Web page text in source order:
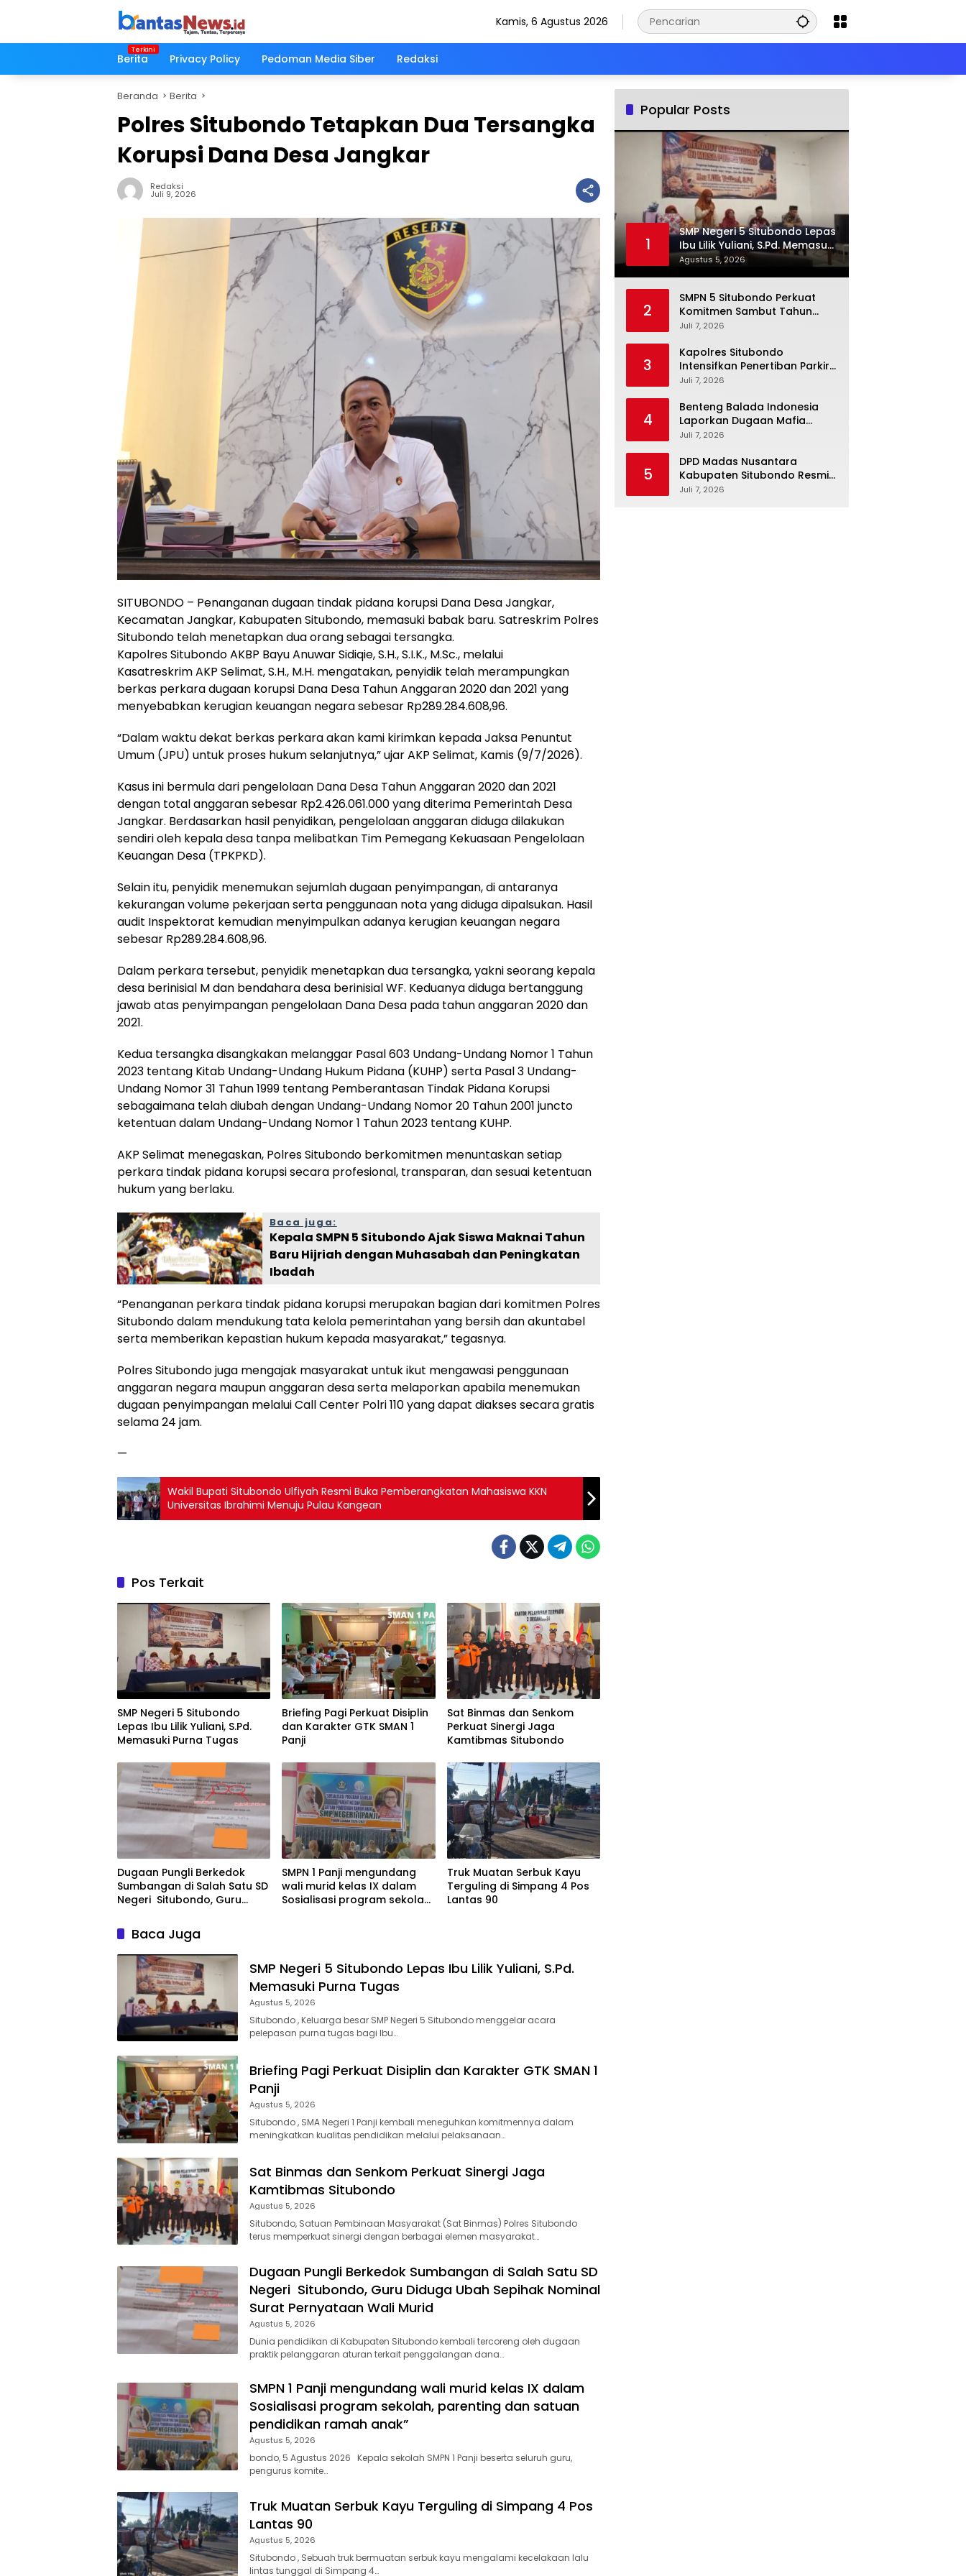
Kamis, 6 Agustus 2026
Berita Privacy Policy Pedoman Media Siber Redaksi
Beranda Berita
Polres Situbondo Tetapkan Dua Tersangka
Korupsi Dana Desa Jangkar
Redaksi
Juli 9, 2026
SITUBONDO – Penanganan dugaan tindak pidana korupsi Dana Desa Jangkar,
Kecamatan Jangkar, Kabupaten Situbondo, memasuki babak baru. Satreskrim Polres
Situbondo telah menetapkan dua orang sebagai tersangka.
Kapolres Situbondo AKBP Bayu Anuwar Sidiqie, S.H., S.I.K., M.Sc., melalui
Kasatreskrim AKP Selimat, S.H., M.H. mengatakan, penyidik telah merampungkan
berkas perkara dugaan korupsi Dana Desa Tahun Anggaran 2020 dan 2021 yang
menyebabkan kerugian keuangan negara sebesar Rp289.284.608,96.
“Dalam waktu dekat berkas perkara akan kami kirimkan kepada Jaksa Penuntut
Umum (JPU) untuk proses hukum selanjutnya,” ujar AKP Selimat, Kamis (9/7/2026).
Kasus ini bermula dari pengelolaan Dana Desa Tahun Anggaran 2020 dan 2021
dengan total anggaran sebesar Rp2.426.061.000 yang diterima Pemerintah Desa
Jangkar. Berdasarkan hasil penyidikan, pengelolaan anggaran diduga dilakukan
sendiri oleh kepala desa tanpa melibatkan Tim Pemegang Kekuasaan Pengelolaan
Keuangan Desa (TPKPKD).
Selain itu, penyidik menemukan sejumlah dugaan penyimpangan, di antaranya
kekurangan volume pekerjaan serta penggunaan nota yang diduga dipalsukan. Hasil
audit Inspektorat kemudian menyimpulkan adanya kerugian keuangan negara
sebesar Rp289.284.608,96.
Dalam perkara tersebut, penyidik menetapkan dua tersangka, yakni seorang kepala
desa berinisial M dan bendahara desa berinisial WF. Keduanya diduga bertanggung
jawab atas penyimpangan pengelolaan Dana Desa pada tahun anggaran 2020 dan
2021.
Kedua tersangka disangkakan melanggar Pasal 603 Undang-Undang Nomor 1 Tahun
2023 tentang Kitab Undang-Undang Hukum Pidana (KUHP) serta Pasal 3 Undang-
Undang Nomor 31 Tahun 1999 tentang Pemberantasan Tindak Pidana Korupsi
sebagaimana telah diubah dengan Undang-Undang Nomor 20 Tahun 2001 juncto
ketentuan dalam Undang-Undang Nomor 1 Tahun 2023 tentang KUHP.
AKP Selimat menegaskan, Polres Situbondo berkomitmen menuntaskan setiap
perkara tindak pidana korupsi secara profesional, transparan, dan sesuai ketentuan
hukum yang berlaku.
Baca juga:
Kepala SMPN 5 Situbondo Ajak Siswa Maknai Tahun
Baru Hijriah dengan Muhasabah dan Peningkatan
Ibadah
“Penanganan perkara tindak pidana korupsi merupakan bagian dari komitmen Polres
Situbondo dalam mendukung tata kelola pemerintahan yang bersih dan akuntabel
serta memberikan kepastian hukum kepada masyarakat,” tegasnya.
Polres Situbondo juga mengajak masyarakat untuk ikut mengawasi penggunaan
anggaran negara maupun anggaran desa serta melaporkan apabila menemukan
dugaan penyimpangan melalui Call Center Polri 110 yang dapat diakses secara gratis
selama 24 jam.
—
Wakil Bupati Situbondo Ulfiyah Resmi Buka Pemberangkatan Mahasiswa KKN
Universitas Ibrahimi Menuju Pulau Kangean
Pos Terkait
SMP Negeri 5 Situbondo
Lepas Ibu Lilik Yuliani, S.Pd.
Memasuki Purna Tugas
Briefing Pagi Perkuat Disiplin
dan Karakter GTK SMAN 1
Panji
Sat Binmas dan Senkom
Perkuat Sinergi Jaga
Kamtibmas Situbondo
Dugaan Pungli Berkedok
Sumbangan di Salah Satu SD
Negeri Situbondo, Guru
Nominal Surat Pernyataan
Wali Murid
SMPN 1 Panji mengundang
wali murid kelas IX dalam
Sosialisasi program sekolah,
Truk Muatan Serbuk Kayu
Terguling di Simpang 4 Pos
Lantas 90
Baca Juga
SMP Negeri 5 Situbondo Lepas Ibu Lilik Yuliani, S.Pd.
Memasuki Purna Tugas
Agustus 5, 2026
Situbondo , Keluarga besar SMP Negeri 5 Situbondo menggelar acara
pelepasan purna tugas bagi Ibu…
Briefing Pagi Perkuat Disiplin dan Karakter GTK SMAN 1
Panji
Agustus 5, 2026
Situbondo , SMA Negeri 1 Panji kembali meneguhkan komitmennya dalam
meningkatkan kualitas pendidikan melalui pelaksanaan…
Sat Binmas dan Senkom Perkuat Sinergi Jaga
Kamtibmas Situbondo
Agustus 5, 2026
Situbondo, Satuan Pembinaan Masyarakat (Sat Binmas) Polres Situbondo
terus memperkuat sinergi dengan berbagai elemen masyarakat…
Dugaan Pungli Berkedok Sumbangan di Salah Satu SD
Negeri Situbondo, Guru Diduga Ubah Sepihak Nominal
Surat Pernyataan Wali Murid
Agustus 5, 2026
Dunia pendidikan di Kabupaten Situbondo kembali tercoreng oleh dugaan
praktik pelanggaran aturan terkait penggalangan dana…
SMPN 1 Panji mengundang wali murid kelas IX dalam
Sosialisasi program sekolah, parenting dan satuan
pendidikan ramah anak”
Agustus 5, 2026
bondo, 5 Agustus 2026 Kepala sekolah SMPN 1 Panji beserta seluruh guru,
pengurus komite…
Truk Muatan Serbuk Kayu Terguling di Simpang 4 Pos
Lantas 90
Agustus 5, 2026
Situbondo , Sebuah truk bermuatan serbuk kayu mengalami kecelakaan lalu
lintas tunggal di Simpang 4…
Popular Posts
1
SMP Negeri 5 Situbondo Lepas
Ibu Lilik Yuliani, S.Pd. Memasuki
Purna Tugas
Agustus 5, 2026
2
SMPN 5 Situbondo Perkuat
Komitmen Sambut Tahun
Ajaran Baru
Juli 7, 2026
3
Kapolres Situbondo
Intensifkan Penertiban Parkir
Liar Di Depan polsek Panji
Juli 7, 2026
4
Benteng Balada Indonesia
Laporkan Dugaan Mafia
Tanah ke ATR/BPN
Juli 7, 2026
5
DPD Madas Nusantara
Kabupaten Situbondo Resmi
Mendaftarkan Diri ke
Juli 7, 2026